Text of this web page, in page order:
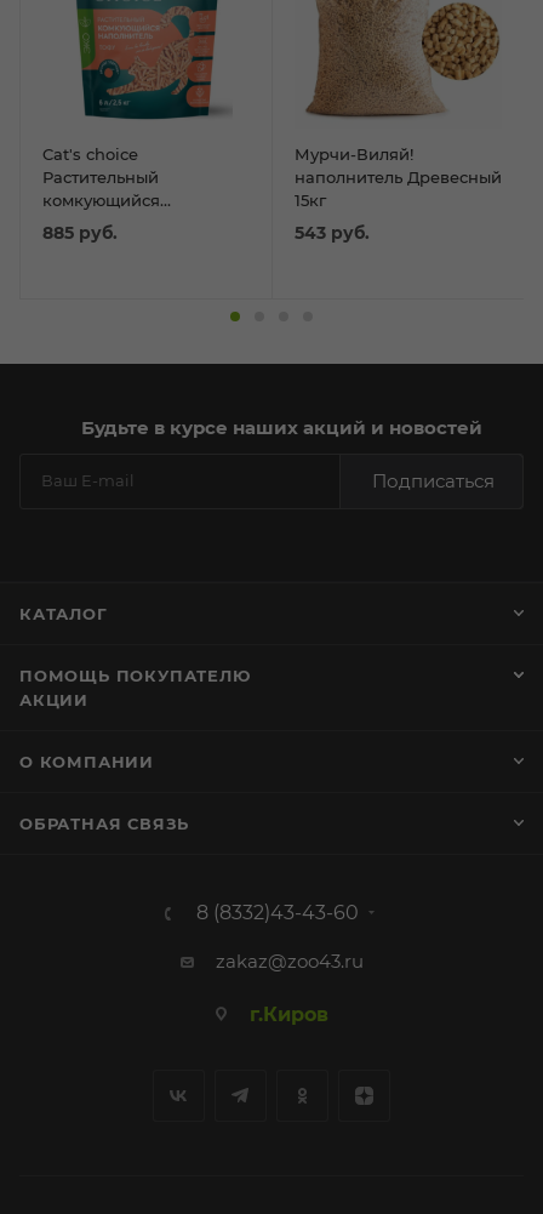
Cat's choice
Растительный
комкующийся
наполнитель тофу с
ароматом "Персик" 6
885 руб.
Мурчи-Виляй!
наполнитель Древесный
15кг
543 руб.
Будьте в курсе наших акций и новостей
Подписаться
КАТАЛОГ
ПОМОЩЬ ПОКУПАТЕЛЮ
АКЦИИ
О КОМПАНИИ
ОБРАТНАЯ СВЯЗЬ
8 (8332)43-43-60
zakaz@zoo43.ru
г.Киров